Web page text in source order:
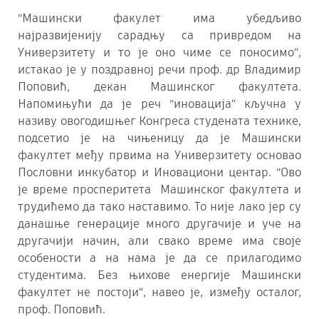
”Машински факулет има убедљиво
најразвијенију сарадњу са привредом на
Универзитету и то је оно чиме се поносимо“,
истакао је у поздравној речи проф. др Владимир
Поповић, декан Машинског факултета.
Напомињући да је реч ”иновација“ кључна у
називу овогодишњег Конгреса студената технике,
подсетио је на чињеницу да је Машински
факултет међу првима на Универзитету основао
Пословни инкубатор и Иновациони центар. ”Ово
је време просперитета Машинског факултета и
трудићемо да тако наставимо. То није лако јер су
данашње генерације много другачије и уче на
другачији начин, али свако време има своје
особености а на нама је да се прилагодимо
студентима. Без њихове енергије Машински
факултет не постоји“, навео је, између осталог,
проф. Поповић.